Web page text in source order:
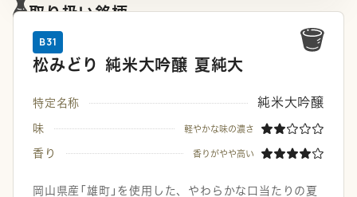
取り扱い銘柄
B31
松みどり 純米大吟醸 夏純大
特定名称 純米大吟醸
味 軽やかな味の濃さ
香り 香りがやや高い
岡山県産「雄町」を使用した、やわらかな口当たりの夏